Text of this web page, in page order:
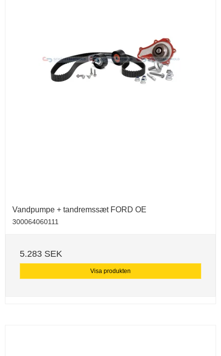
Vandpumpe + tandremssæt FORD OE
300064060111
5.283 SEK
Visa produkten